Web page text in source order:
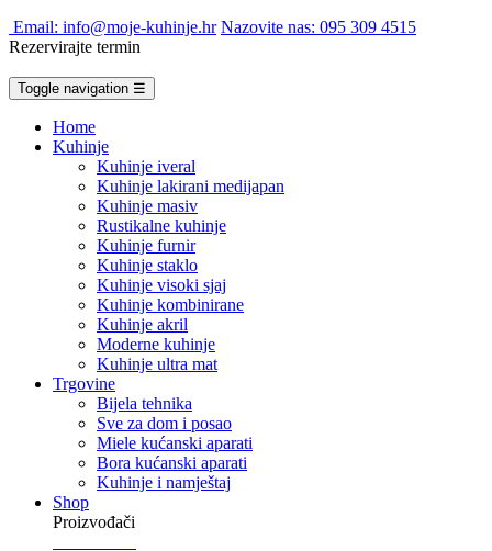
Email: info@moje-kuhinje.hr Nazovite nas: 095 309 4515
Rezervirajte termin
Toggle navigation ☰
Home
Kuhinje
Kuhinje iveral
Kuhinje lakirani medijapan
Kuhinje masiv
Rustikalne kuhinje
Kuhinje furnir
Kuhinje staklo
Kuhinje visoki sjaj
Kuhinje kombinirane
Kuhinje akril
Moderne kuhinje
Kuhinje ultra mat
Trgovine
Bijela tehnika
Sve za dom i posao
Miele kućanski aparati
Bora kućanski aparati
Kuhinje i namještaj
Shop
Proizvođači